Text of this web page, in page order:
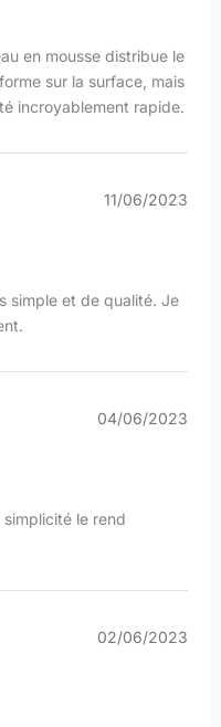
en mousse distribue le
sur la surface, mais
incroyablement rapide.
11/06/2023
simple et de qualité. Je
04/06/2023
le rend
02/06/2023